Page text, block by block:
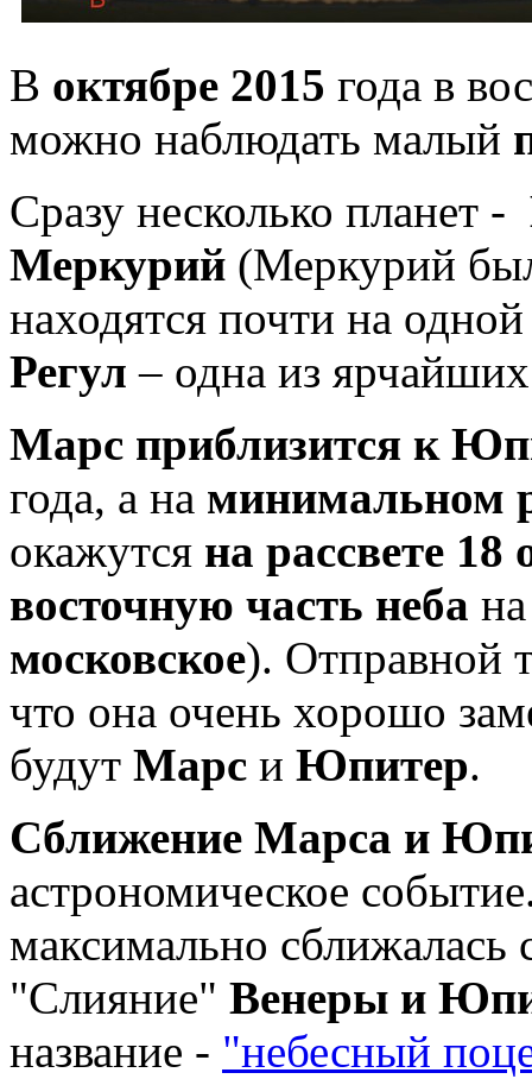
В октябре 2015 года в
можно наблюдать малый
Сразу несколько планет -
Меркурий (Меркурий
находятся почти на
Регул – одна из
Марс приблизится к
года, а на минимальном
окажутся на рассвете 18
восточную часть неба
московское). Отправной
что она очень хорошо
будут Марс и Юпитер.
Сближение Марса и
астрономическое
максимально
"Слияние" Венеры и
название - "небесный